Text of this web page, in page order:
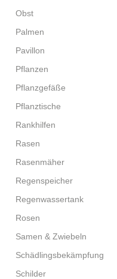
Obst
Palmen
Pavillon
Pflanzen
Pflanzgefäße
Pflanztische
Rankhilfen
Rasen
Rasenmäher
Regenspeicher
Regenwassertank
Rosen
Samen & Zwiebeln
Schädlingsbekämpfung
Schilder